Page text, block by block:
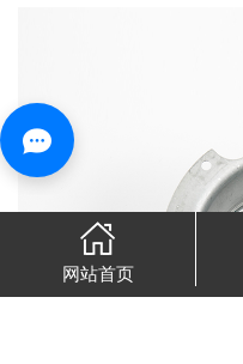
网站首页